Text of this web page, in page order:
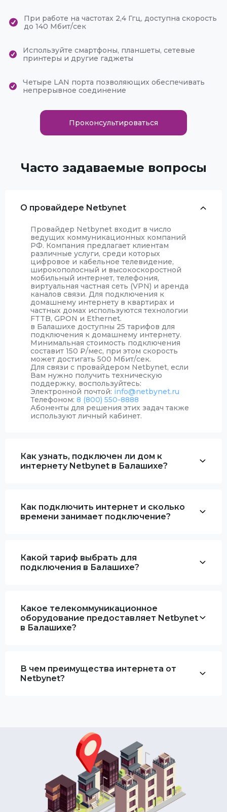
При работе на частотах 2,4 Ггц, доступна скорость
до 140 Мбит/сек
Используйте смартфоны, планшеты, сетевые
принтеры и другие гаджеты
Четыре LAN порта позволяющих обеспечивать
непрерывное соединение
Проконсультироваться
Часто задаваемые вопросы
О провайдере Netbynet
Провайдер Netbynet входит в число
ведущих коммуникационных компаний
РФ. Компания предлагает клиентам
различные услуги, среди которых
цифровое и кабельное телевидение,
широкополосный и высокоскоростной
мобильный интернет, телефония,
виртуальная частная сеть (VPN) и аренда
каналов связи. Для подключения к
домашнему интернету в квартирах и
частных домах используются технологии
FTTB, GPON и Ethernet.
в Балашихе доступны 25 тарифов для
подключения к домашнему интернету.
Минимальная стоимость подключения
составит 150 ₽/мес, при этом скорость
может достигать 500 Мбит/сек.
Для связи с провайдером Netbynet, если
Вам нужно получить техническую
поддержку, воспользуйтесь:
Электронной почтой: info@netbynet.ru
Телефоном: 8 (800) 550-8888
Абоненты для решения этих задач также
используют личный кабинет.
Как узнать, подключен ли дом к
интернету Netbynet в Балашихе?
Как подключить интернет и сколько
времени занимает подключение?
Какой тариф выбрать для
подключения в Балашихе?
Какое телекоммуникационное
оборудование предоставляет Netbynet
в Балашихе?
В чем преимущества интернета от
Netbynet?